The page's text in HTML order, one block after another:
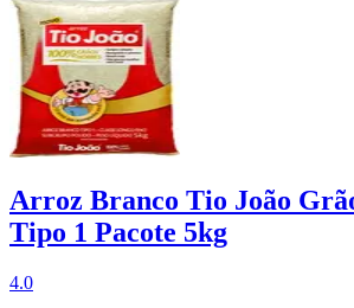
Arroz Branco Tio João
Tipo 1 Pacote 5kg
4.0